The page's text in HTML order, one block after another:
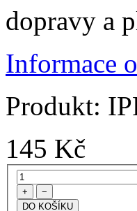
dopravy a
Informace
Produkt:
145 Kč
+ −